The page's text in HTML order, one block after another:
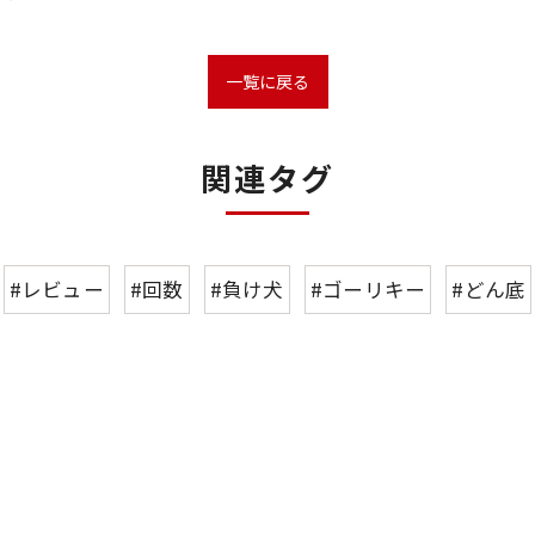
一覧に戻る
関連タグ
#レビュー #回数 #負け犬 #ゴーリキー #どん底